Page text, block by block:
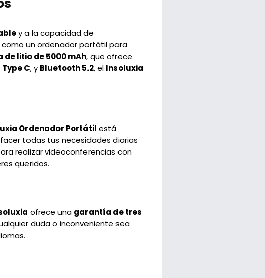
y a la capacidad de
un ordenador portátil para
litio de 5000 mAh, que ofrece
Type C, y Bluetooth 5.2, el Insoluxia
Ordenador Portátil está
todas tus necesidades diarias
realizar videoconferencias con
queridos.
ofrece una garantía de tres
duda o inconveniente sea